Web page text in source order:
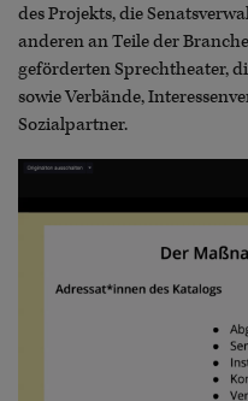
des Projekts, die
anderen an Teile der
geförderten Sprechtheater,
sowie Verbände,
Sozialpartner.